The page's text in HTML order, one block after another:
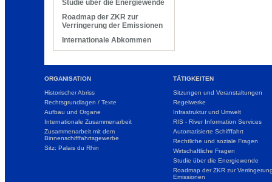
Studie über die Energiewende
Roadmap der ZKR zur
Verringerung der Emissionen
Internationale Abkommen
ORGANISATION
Historischer Abriss
Rechtsgrundlagen / Texte
Aufbau und Organe
Internationale Zusammenarbeit
Zusammenarbeit mit dem
Binnenschifffahrtsgewerbe
Sitz: Palais du Rhin
TÄTIGKEITEN
Sitzungen und Veranstaltungen
Regelwerke
Infrastruktur und Umwelt
RIS - River Information Services
Automatisierte Schifffahrt
Rechtliche und soziale Fragen
Wirtschaftliche Fragen
Studie über die Energiewende
Roadmap der ZKR zur
Emissionen